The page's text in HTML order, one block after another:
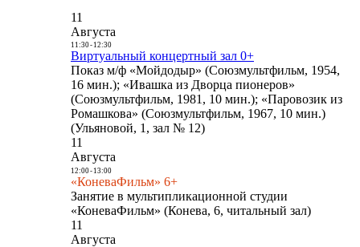
11
Августа
11:30- 12:30
Виртуальный концертный зал 0+
Показ м/ф «Мойдодыр» (Союзмультфильм, 1954,
16 мин.); «Ивашка из Дворца пионеров»
(Союзмультфильм, 1981, 10 мин.); «Паровозик из
Ромашкова» (Союзмультфильм, 1967, 10 мин.)
(Ульяновой, 1, зал № 12)
11
Августа
12:00- 13:00
«КоневаФильм» 6+
Занятие в мультипликационной студии
«КоневаФильм» (Конева, 6, читальный зал)
11
Августа